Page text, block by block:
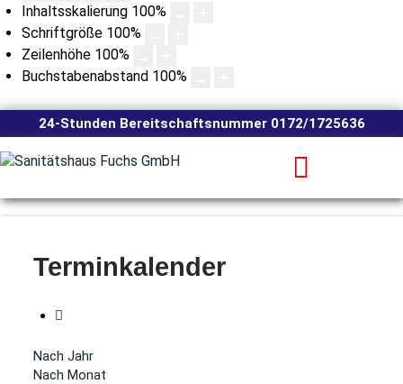
Inhaltsskalierung 100%
Schriftgröße 100%
Zeilenhöhe 100%
Buchstabenabstand 100%
24-Stunden Bereitschaftsnummer 0172/1725636
Terminkalender
Nach Jahr
Nach Monat